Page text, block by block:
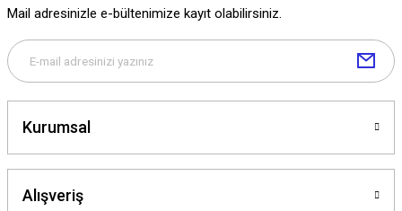
Mail adresinizle e-bültenimize kayıt olabilirsiniz.
Kurumsal
Alışveriş